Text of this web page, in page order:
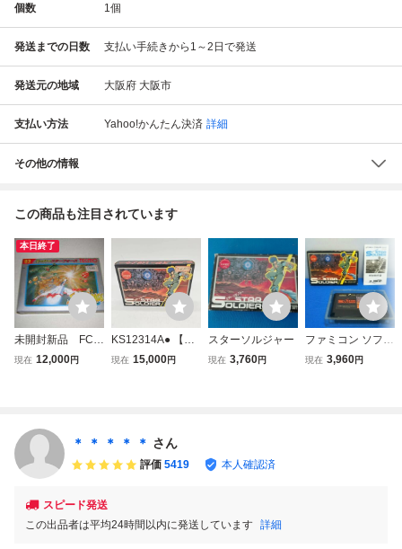
個数 1個
発送までの日数 支払い手続きから1～2日で発送
発送元の地域 大阪府 大阪市
支払い方法 Yahoo!かんたん決済 詳細
その他の情報
この商品も注目されています
本日終了
未開封新品 FC
スーパースターフ
現在 12,000円
KS12314A● 【未
開封品!!】 Nintend
フト スターソルジ
ャー HUDSON SO
FT
現在 15,000円
スターソルジャー
現在 3,760円
ファミコン ソフト
スターソルジャー
現在 3,960円
＊ ＊ ＊ ＊ ＊ さん
評価 5419 本人確認済
スピード発送
この出品者は平均24時間以内に発送しています 詳細